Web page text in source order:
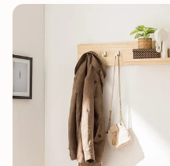
Aparadores
Armários